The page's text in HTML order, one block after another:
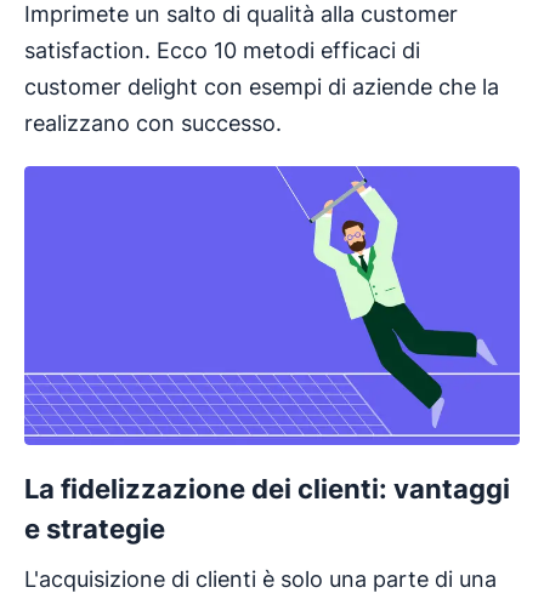
Imprimete un salto di qualità alla customer
satisfaction. Ecco 10 metodi efficaci di
customer delight con esempi di aziende che la
realizzano con successo.
La fidelizzazione dei clienti: vantaggi
e strategie
L'acquisizione di clienti è solo una parte di una